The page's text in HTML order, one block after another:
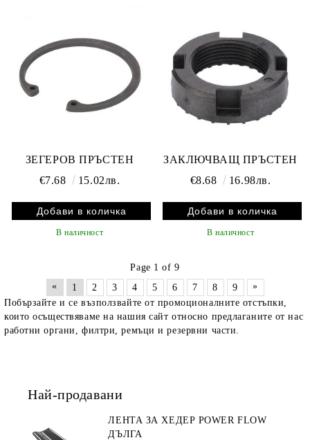
ЗЕГЕРОВ ПРЪСТЕН
€7.68
15.02лв.
В наличност
ЗАКЛЮЧВАЩ ПРЪСТЕН
€8.68
16.98лв.
В наличност
Page 1 of 9
«
1 2 3 4 5 6 7 8 9
»
Побързайте и се възползвайте от промоционалните отстъпки,
които осъществяваме на нашия сайт относно предлаганите от нас
работни органи, филтри, ремъци и резервни части.
Най-продавани
ЛЕНТА ЗА ХЕДЕР POWER FLOW
ДЪЛГА